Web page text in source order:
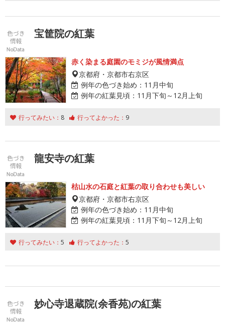
宝筐院の紅葉
赤く染まる庭園のモミジが風情満点
京都府・京都市右京区
例年の色づき始め： 11月中旬
例年の紅葉見頃： 11月下旬～12月上旬
行ってみたい： 8 行ってよかった： 9
龍安寺の紅葉
枯山水の石庭と紅葉の取り合わせも美しい
京都府・京都市右京区
例年の色づき始め： 11月中旬
例年の紅葉見頃： 11月下旬～12月上旬
行ってみたい： 5 行ってよかった： 5
妙心寺退蔵院(余香苑)の紅葉